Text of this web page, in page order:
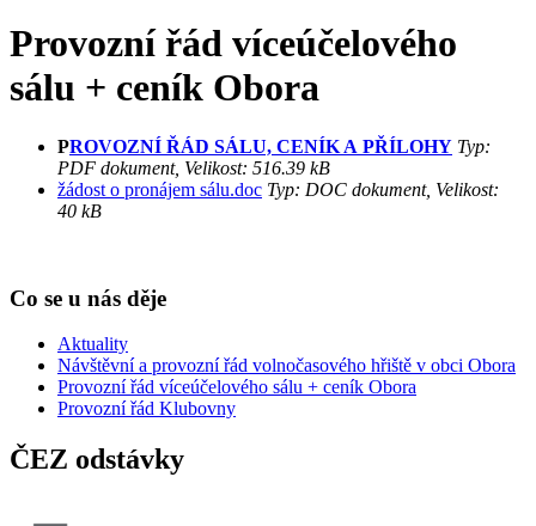
Provozní řád víceúčelového
sálu + ceník Obora
PROVOZNÍ ŘÁD SÁLU, CENÍK A PŘÍLOHY Typ:
PDF dokument, Velikost: 516.39 kB
žádost o pronájem sálu.doc Typ: DOC dokument, Velikost:
40 kB
Co se u nás děje
Aktuality
Návštěvní a provozní řád volnočasového hřiště v obci Obora
Provozní řád víceúčelového sálu + ceník Obora
Provozní řád Klubovny
ČEZ odstávky